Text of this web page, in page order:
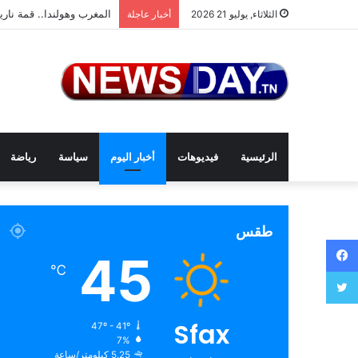
الثلاثاء, يوليو 21 2026 أخبار عاجلة المغرب وهولندا.. قمة
الرئيسية فيديوهات أخبار اليوم سياسة رياضة
طقس
Sfax
45
℃
47º - 41º
7%
5.25 كيلومتر/ساعة
فيسبوك
تويتر